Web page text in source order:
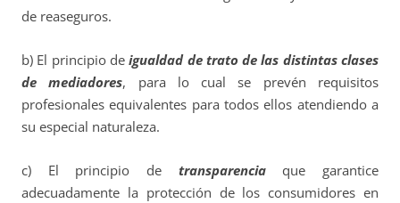
de reaseguros.
b) El principio deigualdad de trato de las distintas clases
de mediadores, para lo cual se prevén requisitos
profesionales equivalentes para todos ellos atendiendo a
su especial naturaleza.
c) El principio de transparenciaque garantice
adecuadamente la protección de los consumidores en